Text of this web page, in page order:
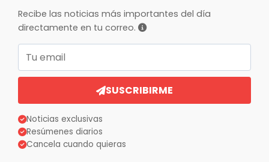
Recibe las noticias más importantes del día
directamente en tu correo.
Correo electrónico
SUSCRIBIRME
Noticias exclusivas
Resúmenes diarios
Cancela cuando quieras